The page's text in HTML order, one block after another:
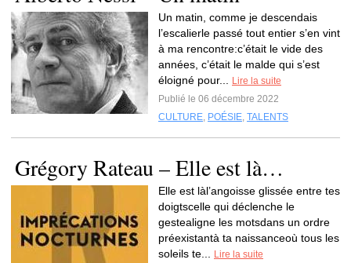
Un matin, comme je descendais
l’escalierle passé tout entier s’en vint
à ma rencontre:c’était le vide des
années, c’était le malde qui s’est
éloigné pour...
Lire la suite
Publié le 06 décembre 2022
CULTURE, POÉSIE, TALENTS
Grégory Rateau – Elle est là…
Elle est làl’angoisse glissée entre tes
doigtscelle qui déclenche le
gestealigne les motsdans un ordre
préexistantà ta naissanceoù tous les
soleils te...
Lire la suite